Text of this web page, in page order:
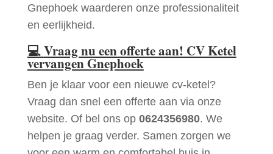
Gnephoek waarderen onze professionaliteit
en eerlijkheid.
💻Vraag nu een offerte aan! CV Ketel
vervangen Gnephoek
Ben je klaar voor een nieuwe cv-ketel?
Vraag dan snel een offerte aan via onze
website. Of bel ons op 0624356980. We
helpen je graag verder. Samen zorgen we